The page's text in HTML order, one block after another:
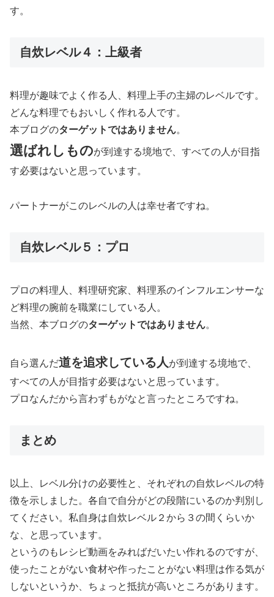
す。
自炊レベル４：上級者
料理が趣味でよく作る人、料理上手の主婦のレベルです。
どんな料理でもおいしく作れる人です。
本ブログのターゲットではありません。
選ばれしものが到達する境地で、すべての人が目指
す必要はないと思っています。
パートナーがこのレベルの人は幸せ者ですね。
自炊レベル５：プロ
プロの料理人、料理研究家、料理系のインフルエンサーな
ど料理の腕前を職業にしている人。
当然、本ブログのターゲットではありません。
自ら選んだ道を追求している人 が到達する境地で、
すべての人が目指す必要はないと思っています。
プロなんだから言わずもがなと言ったところですね。
まとめ
以上、レベル分けの必要性と、それぞれの自炊レベルの特
徴を示しました。各自で自分がどの段階にいるのか判別し
てください。私自身は自炊レベル２から３の間くらいか
な、と思っています。
というのもレシピ動画をみればだいたい作れるのですが、
使ったことがない食材や作ったことがない料理は作る気が
しないというか、ちょっと抵抗が高いところがあります。